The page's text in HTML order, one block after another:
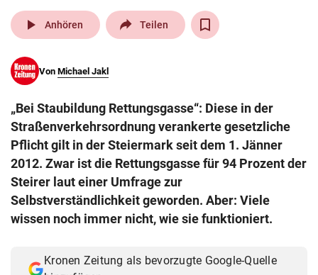
pin_drop
Wien arrow_right
search
eingeben
© Krone Multimedia GmbH & Co KG 2026
Muthgasse 2, 1190 Wien
play_arrow Anhören Teilen
Von Michael Jakl
„Bei Staubildung Rettungsgasse“: Diese in der
Straßenverkehrsordnung verankerte gesetzliche
Pflicht gilt in der Steiermark seit dem 1. Jänner
2012. Zwar ist die Rettungsgasse für 94 Prozent der
Steirer laut einer Umfrage zur
Selbstverständlichkeit geworden. Aber: Viele
wissen noch immer nicht, wie sie funktioniert.
Kronen Zeitung als bevorzugte Google-Quelle